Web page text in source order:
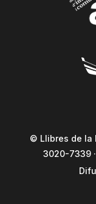
© Llibres de la
3020-7339 ·